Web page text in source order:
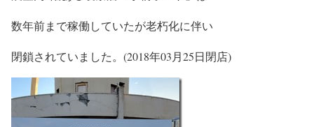
数年前まで稼働していたが老朽化に伴い
閉鎖されていました。(2018年03月25日閉店)